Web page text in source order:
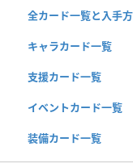
全カード一覧と入手
キャラカード一覧
支援カード一覧
イベントカード一覧
装備カード一覧